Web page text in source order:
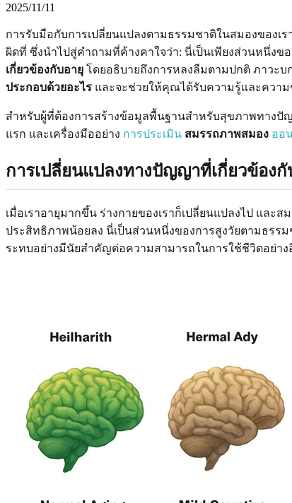
2025/11/11
การรับมือกับการเปลี่ยนแปลงตามธรรมชาติในสมองของเ
ผิดที่ ซึ่งนำไปสู่คำถามที่ค้างคาใจว่า: นี่เป็นเพียงส่วนหนึ่ง
เกี่ยวข้องกับอายุ โดยอธิบายถึงการหลงลืมตามปกติ ภาวะ
ประกอบด้วยอะไร และจะช่วยให้คุณได้รับความรู้และความ
สำหรับผู้ที่ต้องการสร้างข้อมูลพื้นฐานสำหรับสุขภาพทางปั
แรก และเครื่องมืออย่าง การประเมิน สมรรถภาพสมอง ออ
การเปลี่ยนแปลงทางปัญญาที่เกี่ยวข้อง
เมื่อเราอายุมากขึ้น ร่างกายของเราก็เปลี่ยนแปลงไป และ
ประสิทธิภาพน้อยลง นี่เป็นส่วนหนึ่งของการสูงวัยตามธรร
ระทบอย่างมีนัยสำคัญต่อความสามารถในการใช้ชีวิตอย่าง